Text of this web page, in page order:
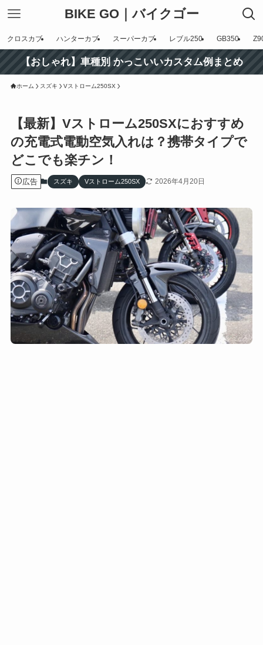
BIKE GO｜バイクゴー
クロスカブ ハンターカブ スーパーカブ レブル250 GB350
【おしゃれ】車種別 かっこいいカスタム例まとめ
ホーム スズキ Vストローム250SX
【最新】Vストローム250SXにおすすめ
の充電式電動空気入れは？携帯タイプで
どこでも楽チン！
広告 スズキ Vストローム250SX 2026年4月20日